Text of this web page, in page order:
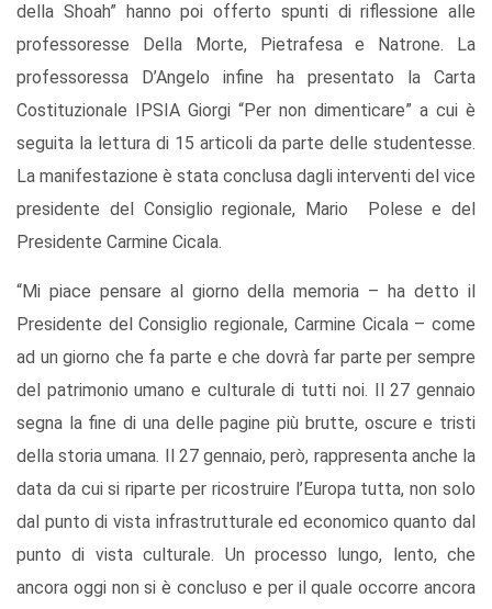
della Shoah” hanno poi offerto spunti di riflessione alle
professoresse Della Morte, Pietrafesa e Natrone. La
professoressa D’Angelo infine ha presentato la Carta
Costituzionale IPSIA Giorgi “Per non dimenticare” a cui è
seguita la lettura di 15 articoli da parte delle studentesse.
La manifestazione è stata conclusa dagli interventi del vice
presidente del Consiglio regionale, Mario Polese e del
Presidente Carmine Cicala.
“Mi piace pensare al giorno della memoria – ha detto il
Presidente del Consiglio regionale, Carmine Cicala – come
ad un giorno che fa parte e che dovrà far parte per sempre
del patrimonio umano e culturale di tutti noi. Il 27 gennaio
segna la fine di una delle pagine più brutte, oscure e tristi
della storia umana. Il 27 gennaio, però, rappresenta anche la
data da cui si riparte per ricostruire l’Europa tutta, non solo
dal punto di vista infrastrutturale ed economico quanto dal
punto di vista culturale. Un processo lungo, lento, che
ancora oggi non si è concluso e per il quale occorre ancora